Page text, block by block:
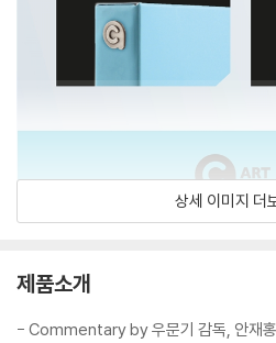
상세 이미지 더
제품소개
- Commentary by 우문기 감독, 안재홍